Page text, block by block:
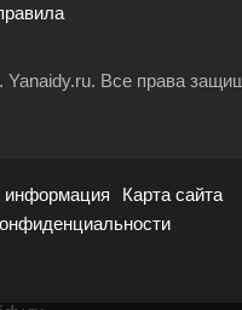
Yanaidy.ru. Все права
информация
Карта сайта